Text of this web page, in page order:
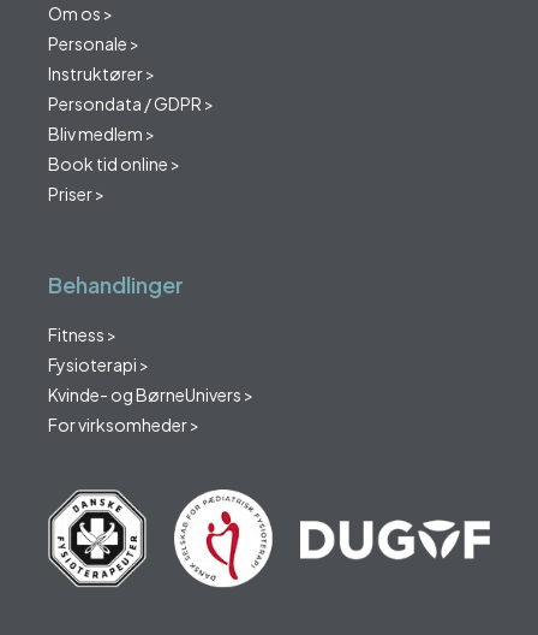
Om os >
Personale >
Instruktører >
Persondata / GDPR >
Bliv medlem >
Book tid online >
Priser >
Behandlinger
Fitness >
Fysioterapi >
Kvinde- og BørneUnivers >
For virksomheder >